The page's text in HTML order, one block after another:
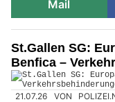
Mail
St.Gallen SG:
Benfica –
21.07.26 VON